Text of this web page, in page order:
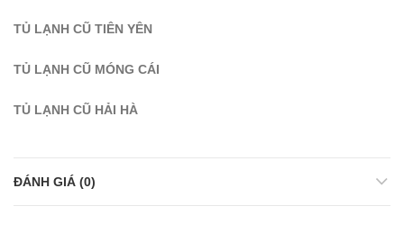
TỦ LẠNH CŨ TIÊN YÊN
TỦ LẠNH CŨ MÓNG CÁI
TỦ LẠNH CŨ HẢI HÀ
ĐÁNH GIÁ (0)